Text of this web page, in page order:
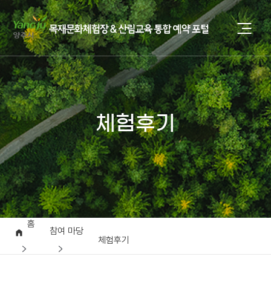
체험후기
홈
참여 마당
체험후기